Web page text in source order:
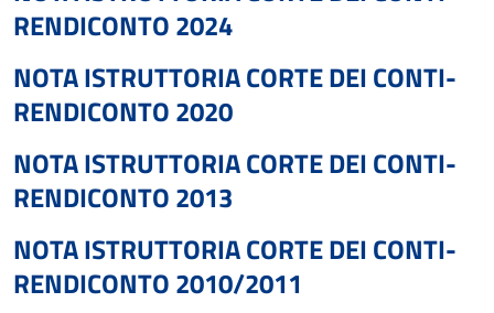
RENDICONTO 2024
NOTA ISTRUTTORIA CORTE DEI CONTI-
RENDICONTO 2020
NOTA ISTRUTTORIA CORTE DEI CONTI-
RENDICONTO 2013
NOTA ISTRUTTORIA CORTE DEI CONTI-
RENDICONTO 2010/2011